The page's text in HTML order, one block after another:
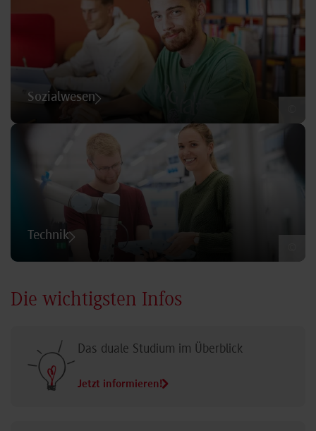
Sozialwesen
Technik
Die wichtigsten Infos
Das duale Studium im Überblick
Jetzt informieren!